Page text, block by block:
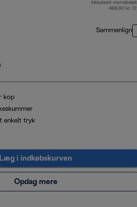
Inkluderet
499,80 kr.
Sammenlign
kop
enkelt tryk
Læg i indkøbskurven
Opdag mere